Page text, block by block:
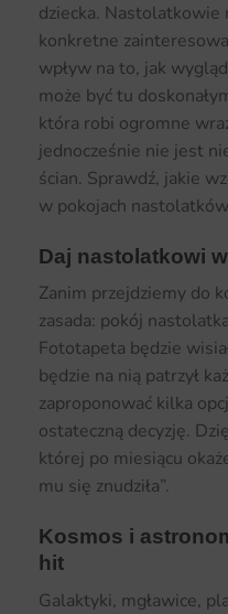
dziecka. Nastolatkowie
konkretne
wpływ na to, jak
może być tu
która robi ogromne
jednocześnie nie jest
ścian. Sprawdź, jakie
w pokojach
Daj nastolatkowi
Zanim przejdziemy do
zasada: pokój
Fototapeta będzie
będzie na nią patrzył
zaproponować kilka
ostateczną decyzję.
której po miesiącu
mu się znudziła”.
Kosmos i
hit
Galaktyki, mgławice,